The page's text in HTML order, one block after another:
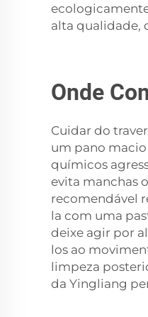
alta qualidade,
Onde
Cuidar do
um pano
químicos
evita manchas
recomendável
la com uma
deixe agir por
los ao
limpeza
da Yingliang